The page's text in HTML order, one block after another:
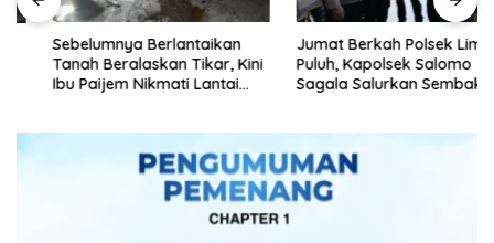
Sebelumnya Berlantaikan
Tanah Beralaskan Tikar, Kini
Ibu Paijem Nikmati Lantai
Jumat Berkah Polsek Lima
Puluh, Kapolsek Salomo
Sagala Salurkan Sembako